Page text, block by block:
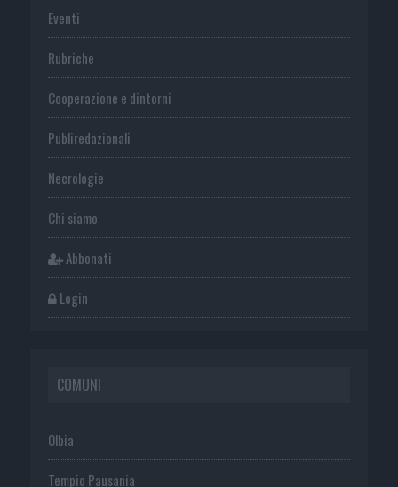
Eventi
Rubriche
Cooperazione e dintorni
Publiredazionali
Necrologie
Chi siamo
Abbonati
Login
COMUNI
Olbia
Tempio Pausania